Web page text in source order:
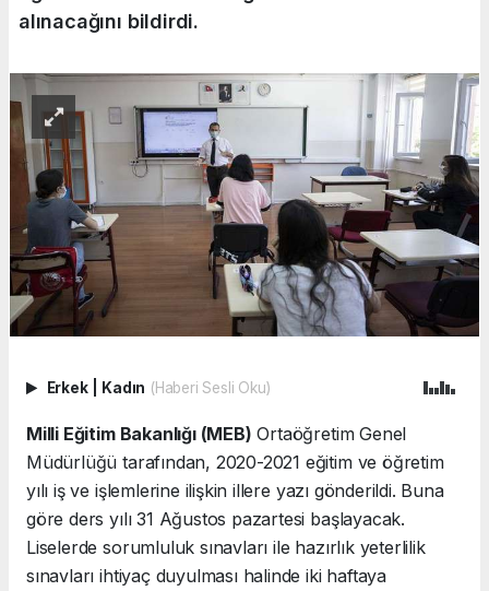
alınacağını bildirdi.
Erkek Kadın (Haberi Sesli Oku)
Milli Eğitim Bakanlığı (MEB) Ortaöğretim Genel
Müdürlüğü tarafından, 2020-2021 eğitim ve öğretim
yılı iş ve işlemlerine ilişkin illere yazı gönderildi. Buna
göre ders yılı 31 Ağustos pazartesi başlayacak.
Liselerde sorumluluk sınavları ile hazırlık yeterlilik
sınavları ihtiyaç duyulması halinde iki haftaya